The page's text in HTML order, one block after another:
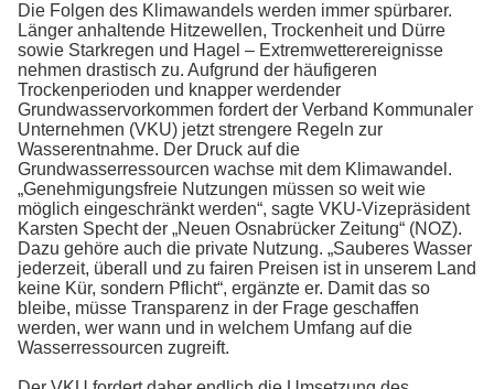
Die Folgen des Klimawandels werden immer spürbarer.
Länger anhaltende Hitzewellen, Trockenheit und Dürre
sowie Starkregen und Hagel – Extremwetterereignisse
nehmen drastisch zu. Aufgrund der häufigeren
Trockenperioden und knapper werdender
Grundwasservorkommen fordert der Verband Kommunaler
Unternehmen (VKU) jetzt strengere Regeln zur
Wasserentnahme. Der Druck auf die
Grundwasserressourcen wachse mit dem Klimawandel.
„Genehmigungsfreie Nutzungen müssen so weit wie
möglich eingeschränkt werden“, sagte VKU-Vizepräsident
Karsten Specht der „Neuen Osnabrücker Zeitung“ (NOZ).
Dazu gehöre auch die private Nutzung. „Sauberes Wasser
jederzeit, überall und zu fairen Preisen ist in unserem Land
keine Kür, sondern Pflicht“, ergänzte er. Damit das so
bleibe, müsse Transparenz in der Frage geschaffen
werden, wer wann und in welchem Umfang auf die
Wasserressourcen zugreift.